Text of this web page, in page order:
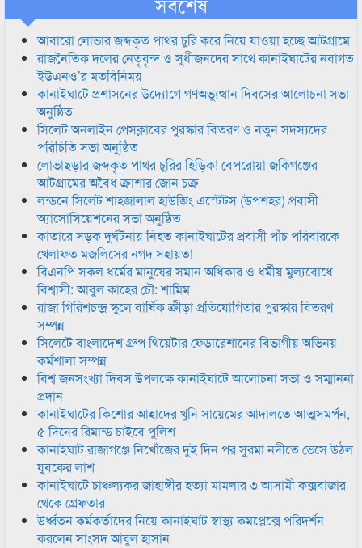
আবারো লোভার জব্দকৃত পাথর চুরি করে নিয়ে যাওয়া হচ্ছে আটগ্রামে
রাজনৈতিক দলের নেতৃবৃন্দ ও সুধীজনদের সাথে কানাইঘাটের নবাগত
ইউএনও’র মতবিনিময়
কানাইঘাটে প্রশাসনের উদ্যোগে গণঅভ্যুত্থান দিবসের আলোচনা সভা
অনুষ্ঠিত
সিলেট অনলাইন প্রেসক্লাবের পুরস্কার বিতরণ ও নতুন সদস্যদের
পরিচিতি সভা অনুষ্ঠিত
লোভাছড়ার জব্দকৃত পাথর চুরির হিড়িক! বেপরোয়া জকিগঞ্জের
আটগ্রামের অবৈধ ক্রাশার জোন চক্র
লন্ডনে সিলেট শাহজালাল হাউজিং এস্টেটস (উপশহর) প্রবাসী
অ্যাসোসিয়েশনের সভা অনুষ্ঠিত
কাতারে সড়ক দুর্ঘটনায় নিহত কানাইঘাটের প্রবাসী পাঁচ পরিবারকে
খেলাফত মজলিসের নগদ সহায়তা
বিএনপি সকল ধর্মের মানুষের সমান অধিকার ও ধর্মীয় মুল্যবোধে
বিশ্বাসী: আবুল কাহের চৌ: শামিম
রাজা গিরিশচন্দ্র স্কুলে বার্ষিক ক্রীড়া প্রতিযোগিতার পুরস্কার বিতরণ
সম্পন্ন
সিলেটে বাংলাদেশ গ্রুপ থিয়েটার ফেডারেশানের বিভাগীয় অভিনয়
কর্মশালা সম্পন্ন
বিশ্ব জনসংখ্যা দিবস উপলক্ষে কানাইঘাটে আলোচনা সভা ও সম্মাননা
প্রদান
কানাইঘাটের কিশোর আহাদের খুনি সায়েমের আদালতে আত্মসমর্পন,
৫ দিনের রিমান্ড চাইবে পুলিশ
কানাইঘাট রাজাগঞ্জে নিখোঁজের দুই দিন পর সুরমা নদীতে ভেসে উঠল
যুবকের লাশ
কানাইঘাটে চাঞ্চল্যকর জাহাঙ্গীর হত্যা মামলার ৩ আসামী কক্সবাজার
থেকে গ্রেফতার
উর্ধ্বতন কর্মকর্তাদের নিয়ে কানাইঘাট স্বাস্থ্য কমপ্লেক্সে পরিদর্শন
করলেন সাংসদ আবুল হাসান